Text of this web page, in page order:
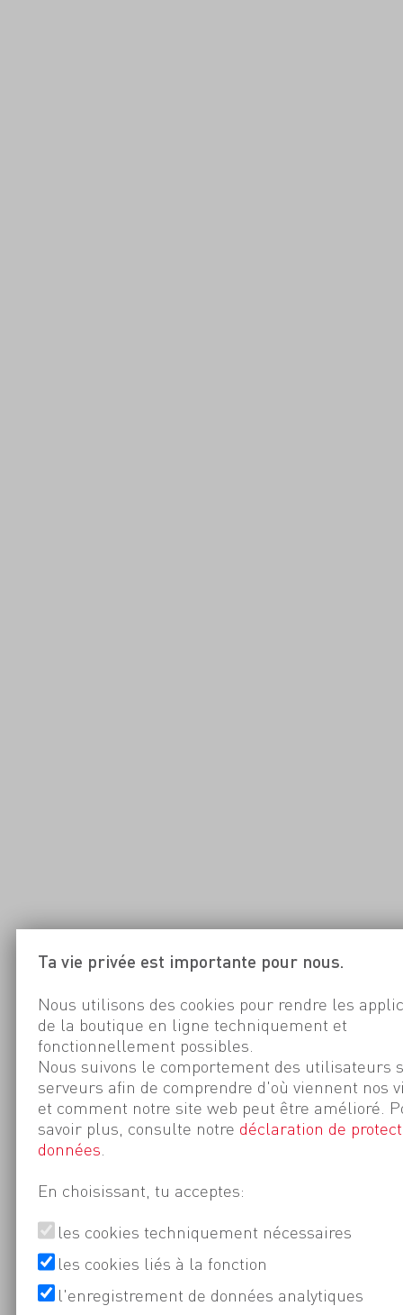
Ta vie privée est importante pour nous.
Nous utilisons des cookies pour rendre les
de la boutique en ligne techniquement et
fonctionnellement possibles.
Nous suivons le comportement des utilisateurs
serveurs afin de comprendre d'où viennent nos
et comment notre site web peut être amélioré.
savoir plus, consulte notre déclaration de
données
En choisissant, tu acceptes:
les cookies techniquement nécessaires
les cookies liés à la fonction
l'enregistrement de données analytiques